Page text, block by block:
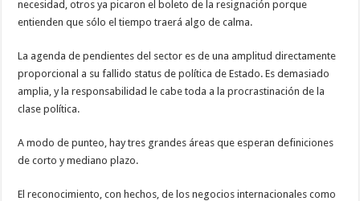
necesidad, otros ya picaron el boleto de la resignación porque
entienden que sólo el tiempo traerá algo de calma.
La agenda de pendientes del sector es de una amplitud directamente
proporcional a su fallido status de política de Estado. Es demasiado
amplia, y la responsabilidad le cabe toda a la procrastinación de la
clase política.
A modo de punteo, hay tres grandes áreas que esperan definiciones
de corto y mediano plazo.
El reconocimiento, con hechos, de los negocios internacionales como